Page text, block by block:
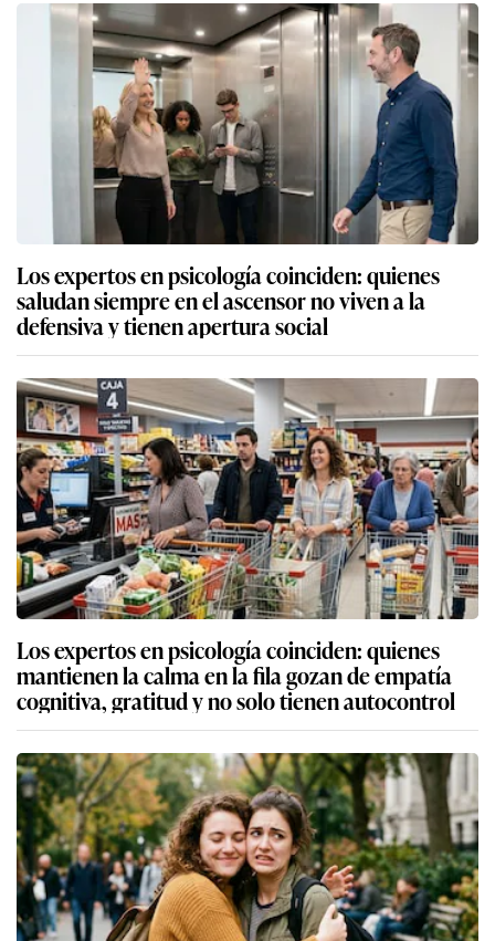
Los expertos en psicología coinciden: quienes
saludan siempre en el ascensor no viven a la
defensiva y tienen apertura social
Los expertos en psicología coinciden: quienes
mantienen la calma en la fila gozan de empatía
cognitiva, gratitud y no solo tienen autocontrol